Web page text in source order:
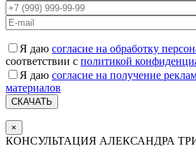
Я даю согласие на обработку
соответствии с политикой
Я даю согласие на получение
материалов
×
КОНСУЛЬТАЦИЯ АЛЕКСАНДРА